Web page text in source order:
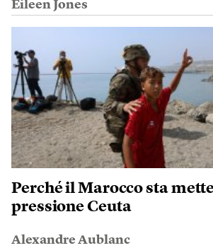
Eileen Jones
Perché il Marocco sta
pressione Ceuta
Alexandre Aublanc